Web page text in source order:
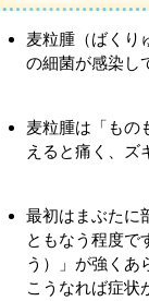
麦粒腫（ばくり
の細菌が感染し
麦粒腫は「もの
えると痛く、ズ
最初はまぶたに
ともなう程度で
う）」が強くあ
こうなれば症状